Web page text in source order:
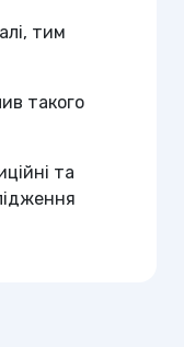
тим
такого
та